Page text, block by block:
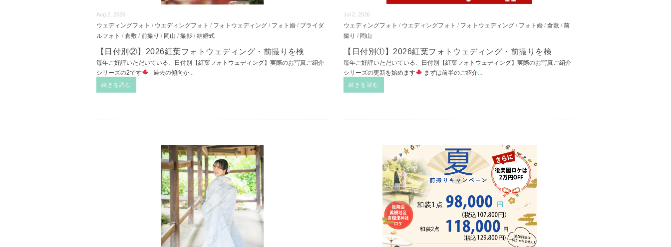
Aug 2, 2026
ウェディングフォト / ウエディングフォト / フォトウェディング/ フォト婚/ ブライダ
ルフォト / 倉敷/ 前撮り / 岡山 / 撮影/ 結婚式
【日付別②】2026紅葉フォトウェディング・前撮りを検
毎年ご好評いただいている、日付別【紅葉フォトウェディング】実際のお写真ご紹介
シリーズの2です
過去の傾向か...
続きを読む
Jul 2, 2026
ウェディングフォト / ウエディングフォト / フォトウェディング / フォト婚 /倉敷 /前
撮り / 岡山
【日付別①】2026紅葉フォトウェディング・前撮りを検
毎年ご好評いただいている、日付別【紅葉フォトウェディング】実際のお写真ご紹介
シリーズの更新を始めます
まずは前半のご紹介...
続きを読む